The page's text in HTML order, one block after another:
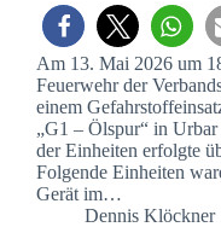
Am 13. Mai 2026 um
Feuerwehr der
einem
„G1 – Ölspur“ in
der Einheiten erfolgte
Folgende Einheiten
Gerät im…
Dennis Klöckner